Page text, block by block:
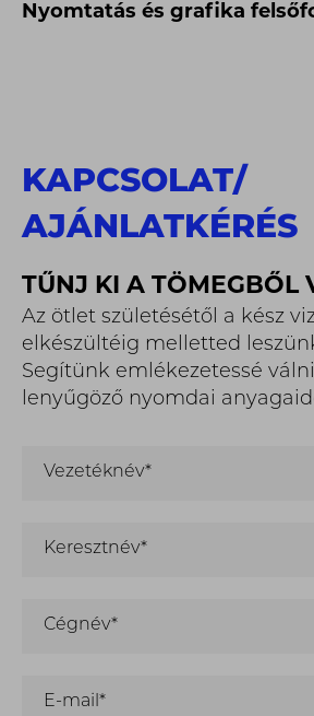
Nyomtatás és grafika
KAPCSOLAT/
AJÁNLATKÉRÉS
TŰNJ KI A TÖMEGBŐL
Az ötlet születésétől a kész
elkészültéig melletted
Segítünk emlékezetessé
lenyűgöző nyomdai
Vezetéknév*
Keresztnév*
Cégnév*
E-mail*